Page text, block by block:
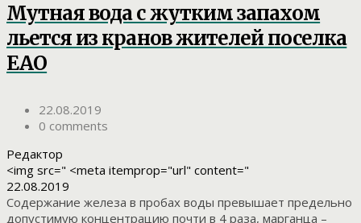
Мутная вода с жутким запахом
льется из кранов жителей поселка
ЕАО
22.08.2019
0 comments
Редактор
<img src=" <meta itemprop="url" content="
22.08.2019
Содержание железа в пробах воды превышает предельно
допустимую концентрацию почти в 4 раза, марганца –